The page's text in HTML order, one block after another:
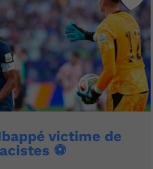
victime de
⚽️